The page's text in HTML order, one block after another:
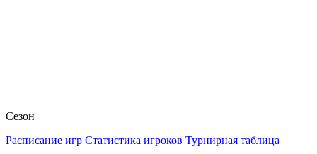
Сезон
Расписание игр Статистика игроков Турнирная таблица